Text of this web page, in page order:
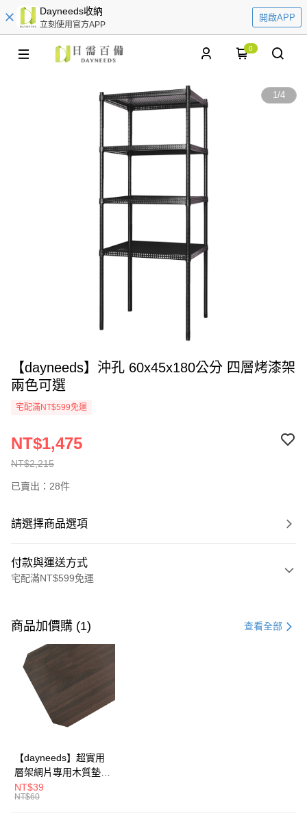
Dayneeds收納
立刻使用官方APP
開啟APP
0
1/4
【dayneeds】沖孔 60x45x180公分 四層烤漆架
兩色可選
宅配滿NT$599免運
NT$2,215
NT$1,475
已賣出：28件
請選擇商品選項
付款與運送方式
宅配滿NT$599免運
信用卡一次付款
信用卡分期付款
3 期 0 利率 每期
合作金庫商業銀行
華南商業銀行
上海商業儲蓄銀行
臺灣中小企業銀行
匯豐（台灣）商業銀行
聯邦商業銀行
元大商業銀行
LINE Pay
Apple Pay
悠遊付
Google Pay
商品加價購 (1) 查看全部
【dayneeds】超實用
層架網片專用木質墊板
單入 45x30 60x30
60x35 60x45 76x30
NT$39
NT$60